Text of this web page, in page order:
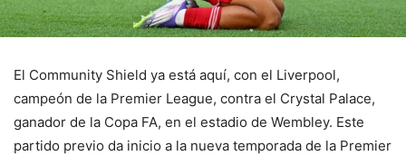
El Community Shield ya está aquí, con el Liverpool,
campeón de la Premier League, contra el Crystal Palace,
ganador de la Copa FA, en el estadio de Wembley. Este
partido previo da inicio a la nueva temporada de la Premier